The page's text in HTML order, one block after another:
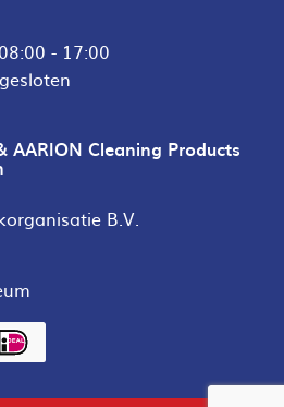
- 17:00
AARION Cleaning Products
B.V.